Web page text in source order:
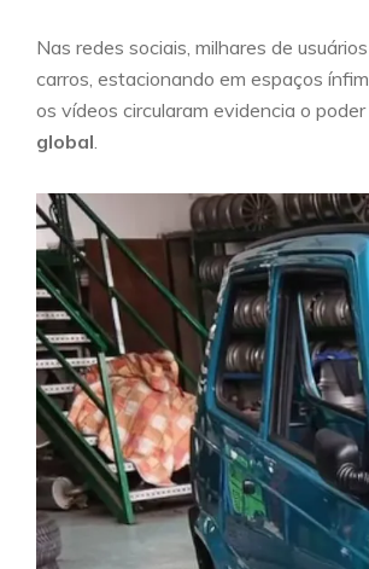
Nas redes sociais, milhares de
carros, estacionando em espaços
os vídeos circularam evidencia o
global